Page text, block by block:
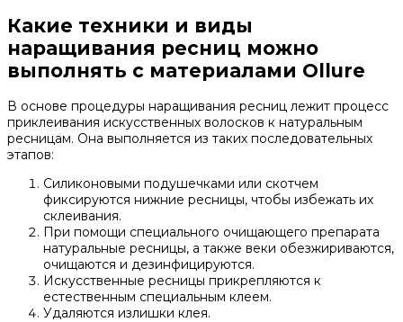
Какие техники и виды
наращивания ресниц можно
выполнять с материалами Ollure
В основе процедуры наращивания ресниц лежит процесс
приклеивания искусственных волосков к натуральным
ресницам. Она выполняется из таких последовательных
этапов:
Силиконовыми подушечками или скотчем
фиксируются нижние ресницы, чтобы избежать их
склеивания.
При помощи специального очищающего препарата
натуральные ресницы, а также веки обезжириваются,
очищаются и дезинфицируются.
Искусственные ресницы прикрепляются к
естественным специальным клеем.
Удаляются излишки клея.